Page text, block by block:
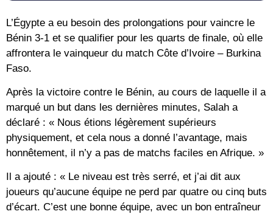
L’Égypte a eu besoin des prolongations pour vaincre le
Bénin 3-1 et se qualifier pour les quarts de finale, où elle
affrontera le vainqueur du match Côte d’Ivoire – Burkina
Faso.
Après la victoire contre le Bénin, au cours de laquelle il a
marqué un but dans les dernières minutes, Salah a
déclaré : « Nous étions légèrement supérieurs
physiquement, et cela nous a donné l’avantage, mais
honnêtement, il n’y a pas de matchs faciles en Afrique. »
Il a ajouté : « Le niveau est très serré, et j’ai dit aux
joueurs qu’aucune équipe ne perd par quatre ou cinq buts
d’écart. C’est une bonne équipe, avec un bon entraîneur